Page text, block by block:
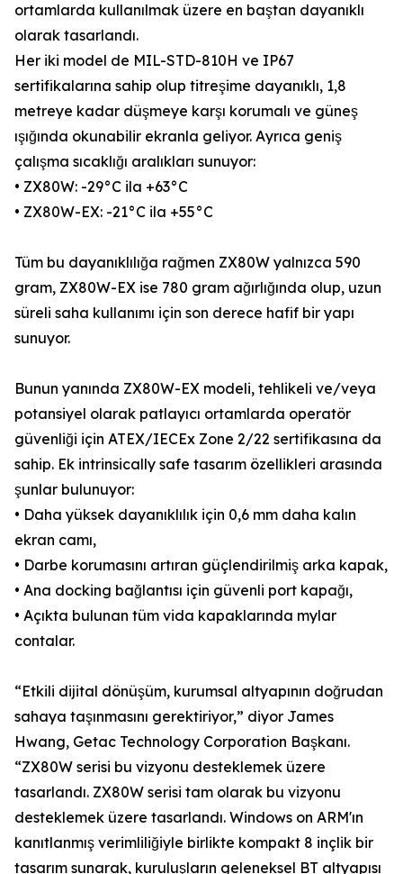
ortamlarda kullanılmak üzere en baştan dayanıklı
olarak tasarlandı.
Her iki model de MIL-STD-810H ve IP67
sertifikalarına sahip olup titreşime dayanıklı, 1,8
metreye kadar düşmeye karşı korumalı ve güneş
ışığında okunabilir ekranla geliyor. Ayrıca geniş
çalışma sıcaklığı aralıkları sunuyor:
• ZX80W: -29°C ila +63°C
• ZX80W-EX: -21°C ila +55°C
Tüm bu dayanıklılığa rağmen ZX80W yalnızca 590
gram, ZX80W-EX ise 780 gram ağırlığında olup, uzun
süreli saha kullanımı için son derece hafif bir yapı
sunuyor.
Bunun yanında ZX80W-EX modeli, tehlikeli ve/veya
potansiyel olarak patlayıcı ortamlarda operatör
güvenliği için ATEX/IECEx Zone 2/22 sertifikasına da
sahip. Ek intrinsically safe tasarım özellikleri arasında
şunlar bulunuyor:
• Daha yüksek dayanıklılık için 0,6 mm daha kalın
ekran camı,
• Darbe korumasını artıran güçlendirilmiş arka kapak,
• Ana docking bağlantısı için güvenli port kapağı,
• Açıkta bulunan tüm vida kapaklarında mylar
contalar.
“Etkili dijital dönüşüm, kurumsal altyapının doğrudan
sahaya taşınmasını gerektiriyor,” diyor James
Hwang, Getac Technology Corporation Başkanı.
“ZX80W serisi bu vizyonu desteklemek üzere
tasarlandı. ZX80W serisi tam olarak bu vizyonu
desteklemek üzere tasarlandı. Windows on ARM'ın
kanıtlanmış verimliliğiyle birlikte kompakt 8 inçlik bir
tasarım sunarak, kuruluşların geleneksel BT altyapısı